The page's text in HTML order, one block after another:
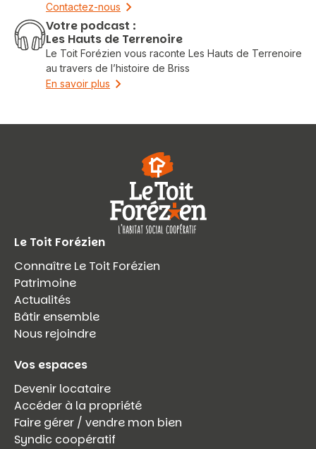
Contactez-nous
Votre podcast :
Les Hauts de Terrenoire
Le Toit Forézien vous raconte Les Hauts de Terrenoire
au travers de l’histoire de Briss
En savoir plus
Le Toit Forézien
Connaître Le Toit Forézien
Patrimoine
Actualités
Bâtir ensemble
Nous rejoindre
Vos espaces
Devenir locataire
Accéder à la propriété
Faire gérer / vendre mon bien
Syndic coopératif